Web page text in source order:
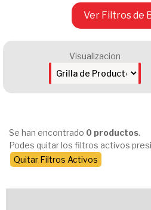
Ver Filtros de
Visualizacion
Se han encontrado 0 productos.
Podes quitar los filtros activos
Quitar Filtros Activos